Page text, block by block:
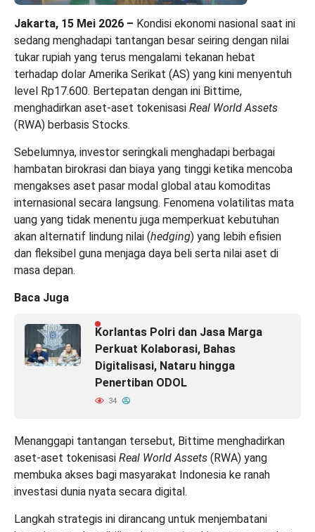
Jakarta, 15 Mei 2026 – Kondisi ekonomi nasional saat ini
sedang menghadapi tantangan besar seiring dengan nilai
tukar rupiah yang terus mengalami tekanan hebat
terhadap dolar Amerika Serikat (AS) yang kini menyentuh
level Rp17.600. Bertepatan dengan ini Bittime,
menghadirkan aset-aset tokenisasi Real World Assets
(RWA) berbasis Stocks.
Sebelumnya, investor seringkali menghadapi berbagai
hambatan birokrasi dan biaya yang tinggi ketika mencoba
mengakses aset pasar modal global atau komoditas
internasional secara langsung. Fenomena volatilitas mata
uang yang tidak menentu juga memperkuat kebutuhan
akan alternatif lindung nilai (hedging) yang lebih efisien
dan fleksibel guna menjaga daya beli serta nilai aset di
masa depan.
Baca Juga
Korlantas Polri dan Jasa Marga
Perkuat Kolaborasi, Bahas
Digitalisasi, Nataru hingga
Penertiban ODOL
34
Menanggapi tantangan tersebut, Bittime menghadirkan
aset-aset tokenisasi Real World Assets (RWA) yang
membuka akses bagi masyarakat Indonesia ke ranah
investasi dunia nyata secara digital.
Langkah strategis ini dirancang untuk menjembatani